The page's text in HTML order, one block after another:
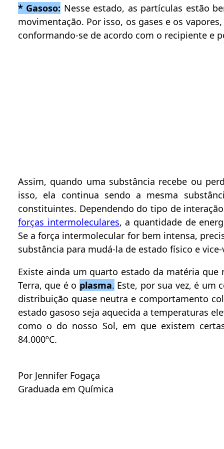
* Gasoso: Nesse estado, as partículas estão
movimentação. Por isso, os gases e os
conformando-se de acordo com o recipiente e
Assim, quando uma substância recebe ou
isso, ela continua sendo a mesma
constituintes. Dependendo do tipo de
forças intermoleculares, a quantidade de
Se a força intermolecular for bem intensa,
substância para mudá-la de estado físico e vice-
Existe ainda um quarto estado da matéria
Terra, que é o plasma. Este, por sua vez, é um
distribuição quase neutra e comportamento
estado gasoso seja aquecida a temperaturas
como o do nosso Sol, em que existem
84.000ºC.
Por Jennifer Fogaça
Graduada em Química